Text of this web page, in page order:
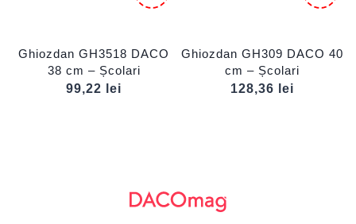
Ghiozdan GH3518 DACO
38 cm – Școlari
99,22
lei
Ghiozdan GH309 DACO 40
cm – Școlari
128,36
lei